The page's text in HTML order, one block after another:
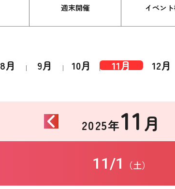
週末開催 イベント
8月 9月 10月 11月 12月
2025年11 月
11/1 （土）